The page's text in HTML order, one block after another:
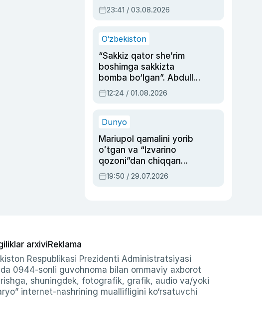
ayolga sud hukmi o‘qildi
23:41 / 03.08.2026
O‘zbekiston
“Sakkiz qator she’rim
boshimga sakkizta
bomba bo‘lgan”. Abdulla
Oripovni siyosiy
ayblovlardan asrab
12:24 / 01.08.2026
Dunyo
Mariupol qamalini yorib
oʻtgan va “Izvarino
qozoni”dan chiqqan
qahramon — Ukraina
armiyasi bosh
19:50 / 29.07.2026
arxiviReklama
Respublikasi Prezidenti Administratsiyasi
0944-sonli guvohnoma bilan ommaviy axborot
shuningdek, fotografik, grafik, audio va/yoki
internet-nashrining muallifligini ko‘rsatuvchi